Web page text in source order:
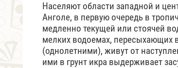
Населяют области западной и
Анголе, в первую очередь в
медленно текущей или стоячей
мелких водоемах, пересыхающих
(однолетними), живут от
ими в грунт икра выдерживает